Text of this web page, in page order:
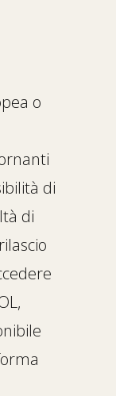
o
di
di